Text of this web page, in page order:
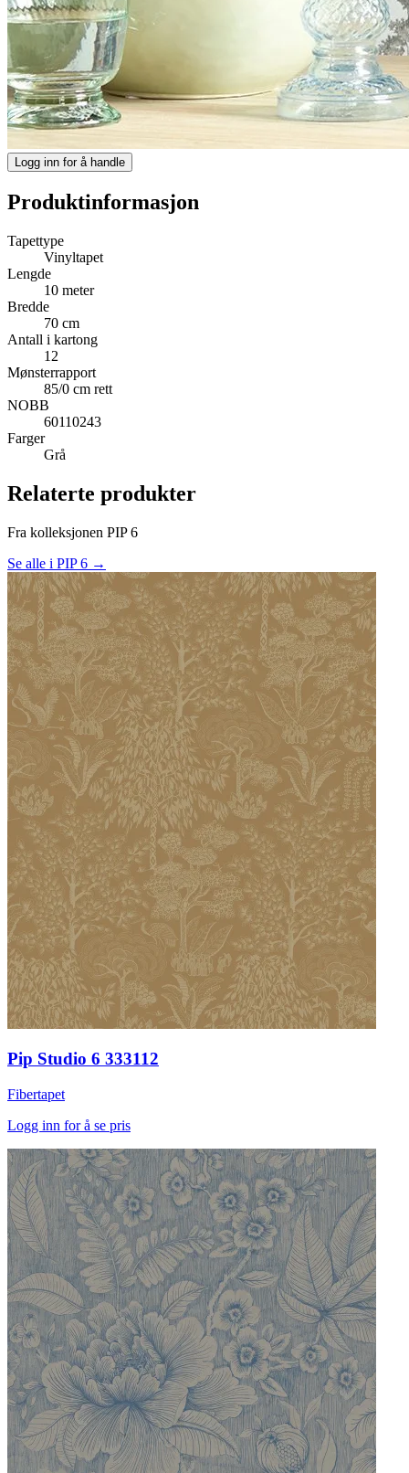
Logg inn for å handle
Produktinformasjon
Tapettype
Vinyltapet
Lengde
10 meter
Bredde
70 cm
Antall i kartong
12
Mønsterrapport
85/0 cm rett
NOBB
60110243
Farger
Grå
Relaterte produkter
Fra kolleksjonen PIP 6
Se alle i PIP 6 →
Pip Studio 6 333112
Fibertapet
Logg inn for å se pris